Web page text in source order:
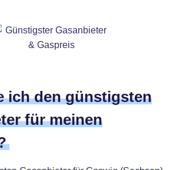
ich den günstigsten
für meinen